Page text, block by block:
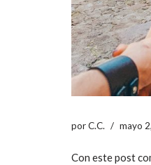
porC.C. mayo
Con este post